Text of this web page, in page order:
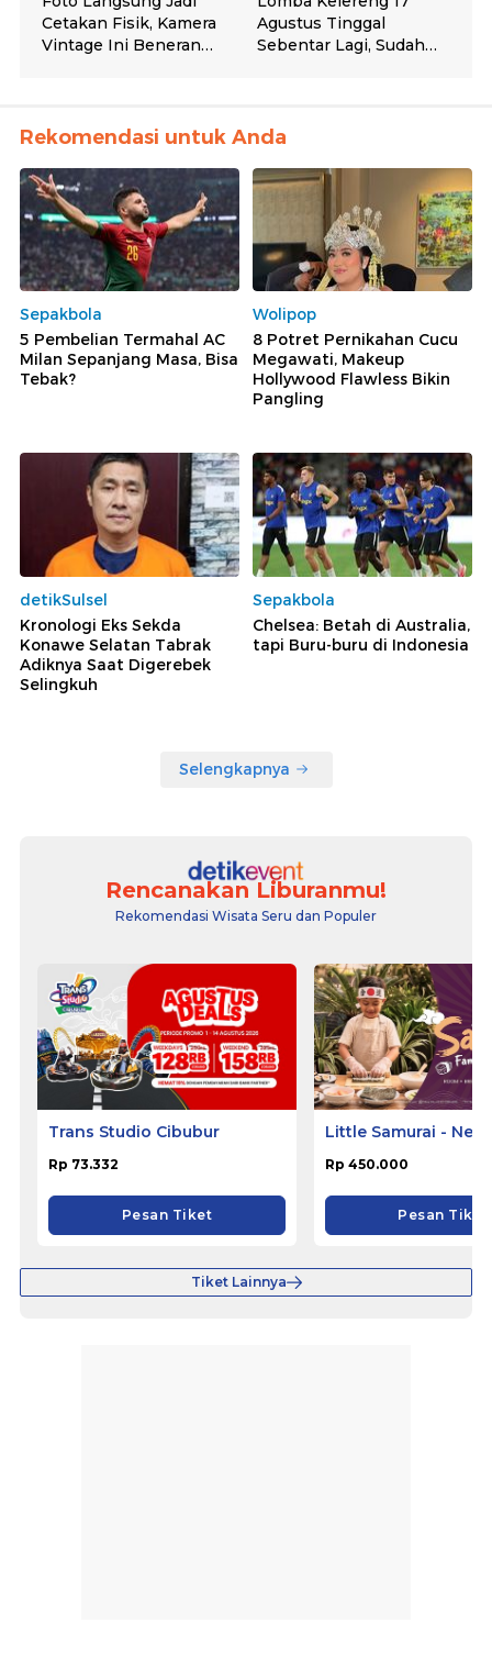
Rekomendasi untuk Anda
Sepakbola
5 Pembelian Termahal AC
Milan Sepanjang Masa, Bisa
Tebak?
Wolipop
8 Potret Pernikahan Cucu
Megawati, Makeup
Hollywood Flawless Bikin
Pangling
detikSulsel
Kronologi Eks Sekda
Konawe Selatan Tabrak
Adiknya Saat Digerebek
Selingkuh
Sepakbola
Chelsea: Betah di Australia,
tapi Buru-buru di Indonesia
Selengkapnya
Rencanakan Liburanmu!
Rekomendasi Wisata Seru dan Populer
Trans Studio Cibubur
Rp 73.332
Pesan Tiket
Little Samurai -
Rp 450.000
Pesan Tiket
Tiket Lainnya